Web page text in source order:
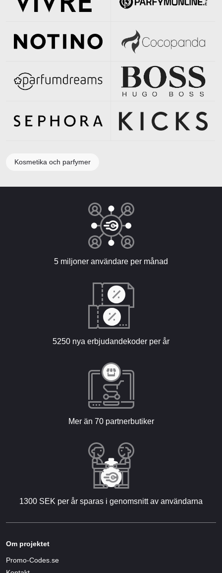
Kosmetika och parfymer
5 miljoner användare per månad
5250 nya erbjudandekoder per år
Mer än 70 partnerbutiker
1300 SEK per år sparas i genomsnitt av användarna
Om projektet
Promo-Codes.se